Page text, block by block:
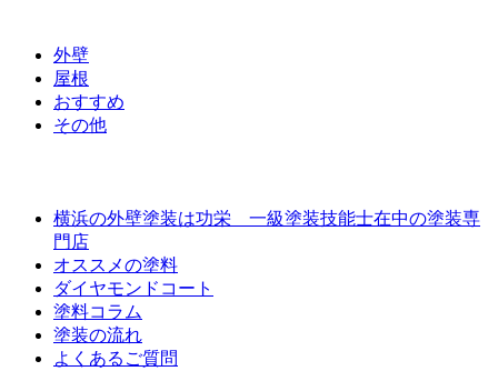
外壁
屋根
おすすめ
その他
横浜の外壁塗装は功栄 一級塗装技能士在中の塗装専
門店
オススメの塗料
ダイヤモンドコート
塗料コラム
塗装の流れ
よくあるご質問